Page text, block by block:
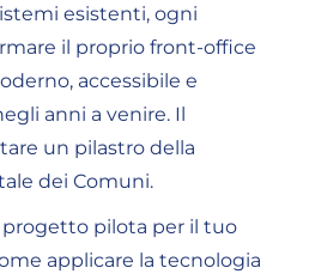
esistenti, ogni
il proprio front-office
accessibile e
anni a venire. Il
un pilastro della
dei Comuni.
progetto pilota per il tuo
applicare la tecnologia